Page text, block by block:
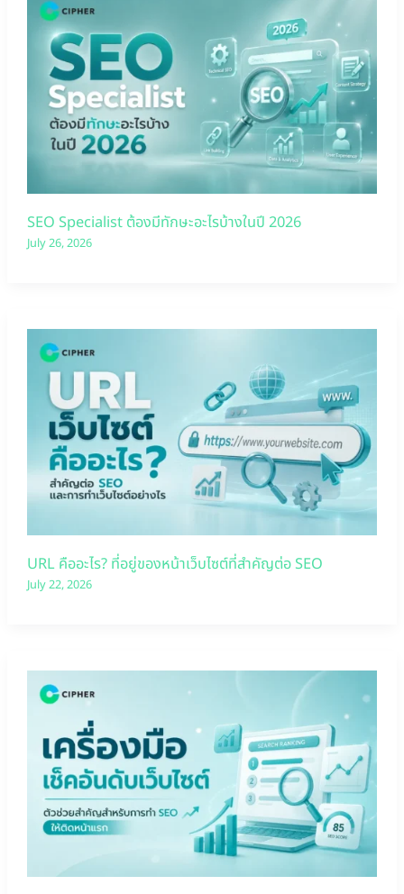
SEO Specialist ต้องมีทักษะอะไรบ้างในปี 2026
July 26, 2026
URL คืออะไร? ที่อยู่ของหน้าเว็บไซต์ที่สำคัญต่อ SEO
July 22, 2026